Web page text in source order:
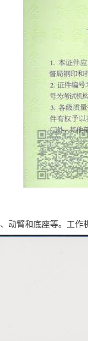
动臂和底座等。工作